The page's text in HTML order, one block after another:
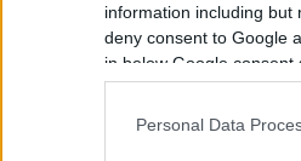
information including but
deny consent to Google
in below Google consent
Personal Data